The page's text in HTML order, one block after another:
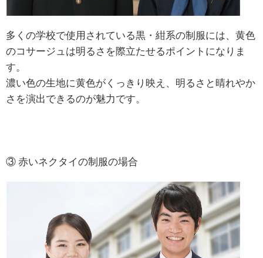
多くの学校で使用されている黒・紺系の制服には、黄色
のコサージュは明るさを際立たせるポイントになりま
す。
濃い色の生地に黄色がくっきり映え、明るさと晴れやか
さを演出できるのが魅力です。
③ 赤いネクタイの制服の場合